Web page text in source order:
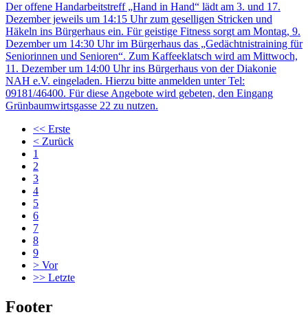
Der offene Handarbeitstreff „Hand in Hand“ lädt am 3. und 17.
Dezember jeweils um 14:15 Uhr zum geselligen Stricken und
Häkeln ins Bürgerhaus ein. Für geistige Fitness sorgt am Montag, 9.
Dezember um 14:30 Uhr im Bürgerhaus das „Gedächtnistraining für
Seniorinnen und Senioren“. Zum Kaffeeklatsch wird am Mittwoch,
11. Dezember um 14:00 Uhr ins Bürgerhaus von der Diakonie
NAH e.V. eingeladen. Hierzu bitte anmelden unter Tel:
09181/46400. Für diese Angebote wird gebeten, den Eingang
Grünbaumwirtsgasse 22 zu nutzen.
<< Erste
< Zurück
1
2
3
4
5
6
7
8
9
> Vor
>> Letzte
Footer